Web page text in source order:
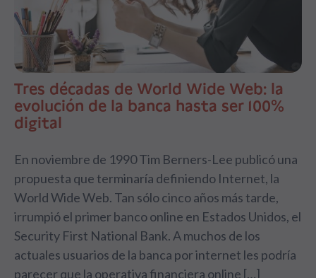
Tres décadas de World Wide Web: la
evolución de la banca hasta ser 100%
digital
En noviembre de 1990 Tim Berners-Lee publicó una
propuesta que terminaría definiendo Internet, la
World Wide Web. Tan sólo cinco años más tarde,
irrumpió el primer banco online en Estados Unidos, el
Security First National Bank. A muchos de los
actuales usuarios de la banca por internet les podría
parecer que la operativa financiera online […]